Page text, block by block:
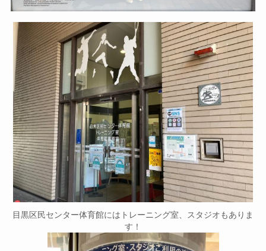
目黒区民センター体育館にはトレーニング室、スタジオもありま
す！